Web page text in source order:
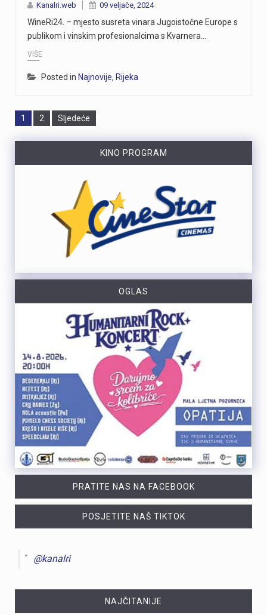
Kanalri.web 09 veljače, 2024
WineRi24. – mjesto susreta vinara Jugoistočne Europe s
publikom i vinskim profesionalcima s Kvarnera…
VIŠE
Posted in Najnovije, Rijeka
Page
1 Page
2 Sljedeće
KINO PROGRAM
OGLAS
PRATITE NAS NA FACEBOOK
POSJETITE NAŠ TIKTOK
@kanalri
NAJČITANIJE